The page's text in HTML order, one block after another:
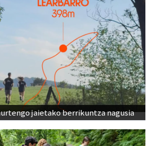
jaietako berrikuntza nagusia